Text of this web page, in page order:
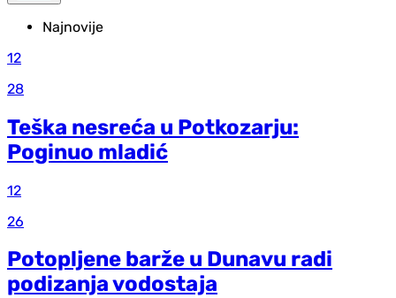
Najnovije
12
28
Teška nesreća u Potkozarju:
Poginuo mladić
12
26
Potopljene barže u Dunavu radi
podizanja vodostaja